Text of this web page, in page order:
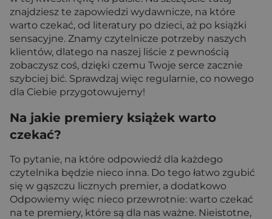
znajdziesz te zapowiedzi wydawnicze, na które
warto czekać, od literatury po dzieci, aż po książki
sensacyjne. Znamy czytelnicze potrzeby naszych
klientów, dlatego na naszej liście z pewnością
zobaczysz coś, dzięki czemu Twoje serce zacznie
szybciej bić. Sprawdzaj więc regularnie, co nowego
dla Ciebie przygotowujemy!
Na jakie premiery książek warto
czekać?
To pytanie, na które odpowiedź dla każdego
czytelnika będzie nieco inna. Do tego łatwo zgubić
się w gąszczu licznych premier, a dodatkowo
Odpowiemy więc nieco przewrotnie: warto czekać
na te premiery, które są dla nas ważne. Nieistotne,